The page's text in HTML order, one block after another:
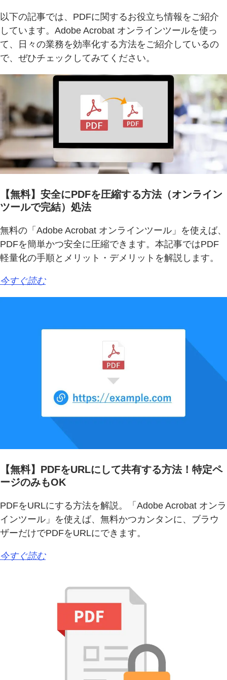
以下の記事では、PDFに関するお役立ち情報をご紹介
しています。Adobe Acrobat オンラインツールを使っ
て、日々の業務を効率化する方法をご紹介しているの
で、ぜひチェックしてみてください。
【無料】安全にPDFを圧縮する方法（オンライン
ツールで完結）処法
無料の「Adobe Acrobat オンラインツール」を使えば、
PDFを簡単かつ安全に圧縮できます。本記事ではPDF
軽量化の手順とメリット・デメリットを解説します。
今すぐ読む
【無料】PDFをURLにして共有する方法！特定ペ
ージのみもOK
PDFをURLにする方法を解説。「Adobe Acrobat オンラ
インツール」を使えば、無料かつカンタンに、ブラウ
ザーだけでPDFをURLにできます。
今すぐ読む